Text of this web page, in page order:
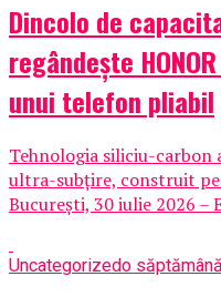
Dincolo de
regândește
unui telefon pliabil
Tehnologia siliciu-carbon
ultra-subțire, construit
București, 30 iulie 2026 –
Uncategorizedo